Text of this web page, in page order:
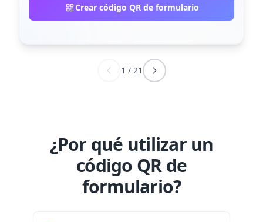
Crear código QR de formulario
1 / 21
¿Por qué utilizar un
código QR de
formulario?